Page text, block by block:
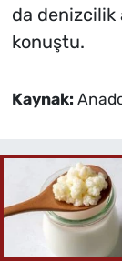
da denizcilik
konuştu.
Kaynak: